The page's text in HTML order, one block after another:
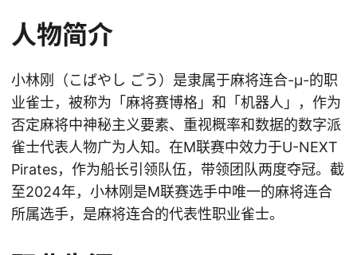
人物简介
小林刚（こばやし ごう）是隶属于麻将连合-μ-的职
业雀士，被称为「麻将赛博格」和「机器人」，作为
否定麻将中神秘主义要素、重视概率和数据的数字派
雀士代表人物广为人知。在M联赛中效力于U-NEXT
Pirates，作为船长引领队伍，带领团队两度夺冠。截
至2024年，小林刚是M联赛选手中唯一的麻将连合
所属选手，是麻将连合的代表性职业雀士。